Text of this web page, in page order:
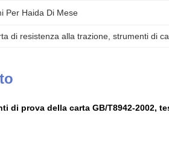
Per Haida Di Mese
di resistenza alla trazione , strumenti di
di prova della carta GB/T8942-2002,